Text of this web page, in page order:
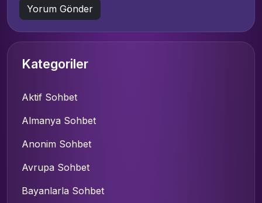
Kategoriler
Aktif Sohbet
Almanya Sohbet
Anonim Sohbet
Avrupa Sohbet
Bayanlarla Sohbet